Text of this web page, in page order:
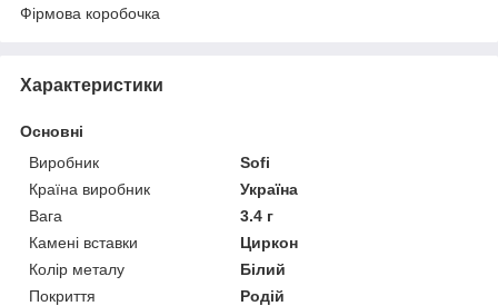
Фірмова коробочка
Характеристики
Основні
Виробник
Sofi
Країна виробник
Україна
Вага
3.4 г
Камені вставки
Циркон
Колір металу
Білий
Покриття
Родій